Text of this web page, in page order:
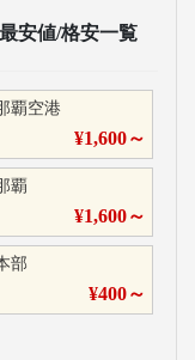
安値/格安一覧
覇空港
¥1,600～
覇
¥1,600～
部
¥400～